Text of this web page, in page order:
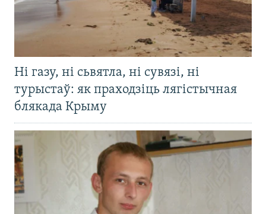
Ні газу, ні сьвятла, ні сувязі, ні
турыстаў: як праходзіць лягістычная
блякада Крыму